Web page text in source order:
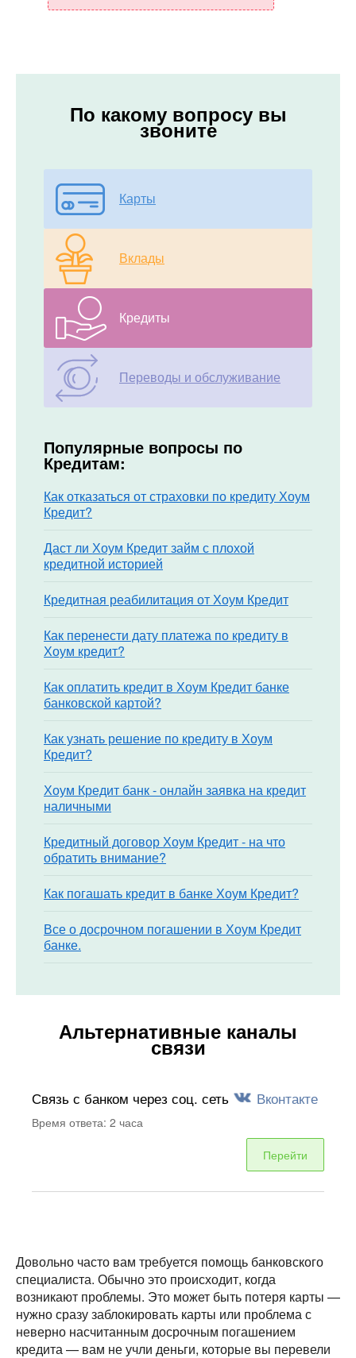
По какому вопросу вы
звоните
Карты
Вклады
Кредиты
Переводы и обслуживание
Популярные вопросы по
Кредитам:
Как отказаться от страховки по кредиту Хоум
Кредит?
Даст ли Хоум Кредит займ с плохой
кредитной историей
Кредитная реабилитация от Хоум Кредит
Как перенести дату платежа по кредиту в
Хоум кредит?
Как оплатить кредит в Хоум Кредит банке
банковской картой?
Как узнать решение по кредиту в Хоум
Кредит?
Хоум Кредит банк - онлайн заявка на кредит
наличными
Кредитный договор Хоум Кредит - на что
обратить внимание?
Как погашать кредит в банке Хоум Кредит?
Все о досрочном погашении в Хоум Кредит
банке.
Альтернативные каналы
связи
Связь с банком через соц. сеть Вконтакте
Время ответа: 2 часа
Перейти
Довольно часто вам требуется помощь банковского
специалиста. Обычно это происходит, когда
возникают проблемы. Это может быть потеря карты —
нужно сразу заблокировать карты или проблема с
неверно насчитанным досрочным погашением
кредита — вам не учли деньги, которые вы перевели